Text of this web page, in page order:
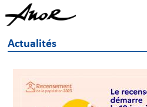
Actualités